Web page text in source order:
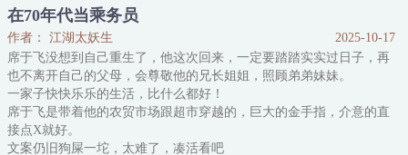
开局天崩，柳谷雨无奈苦笑，只想再死一次。
可事已成定局，死是不能死的，柳谷雨只好撸起袖子开干。白天摆
摊、赚钱；晚上还得给小反派顺毛，提防他黑化。
柳谷雨本就是美食区的甜品博主，穿越后重操旧业。没多久镇子上就
流行起一些从未听过的稀罕
在70年代当乘务员
作者： 江湖太妖生
2025-10-17
席于飞没想到自己重生了，他这次回来，一定要踏踏实实过日子，再
也不离开自己的父母，会尊敬他的兄长姐姐，照顾弟弟妹妹。
一家子快快乐乐的生活，比什么都好！
席于飞是带着他的农贸市场跟超市穿越的，巨大的金手指，介意的直
接点X就好。
文案仍旧狗屎一坨，太难了，凑活看吧